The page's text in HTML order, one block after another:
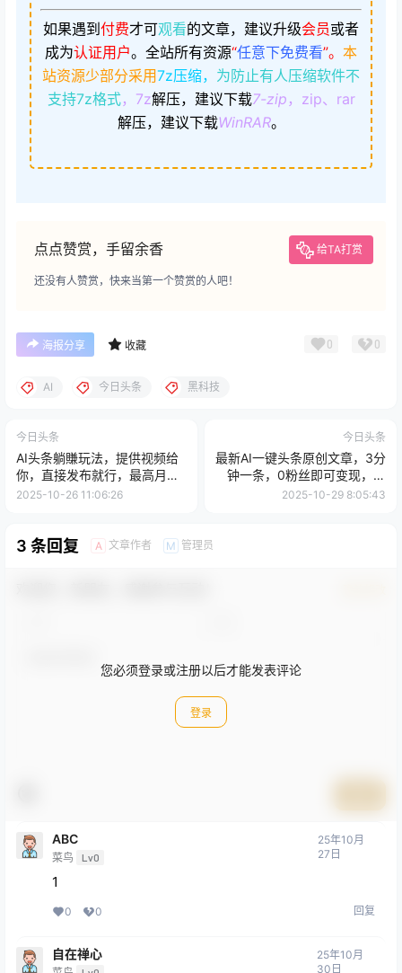
如果遇到付费才可观看的文章，建议升级会员或者
成为认证用户。 全站所有资源“任意下免费看”。 本
站资源少部分采用7z压缩， 为防止有人压缩软件不
支持7z格式，7z解压，建议下载7-zip ，zip、rar
解压，建议下载WinRAR。
点点赞赏，手留余香 给TA打赏
还没有人赞赏，快来当第一个赞赏的人吧！
海报分享 收藏 0 0
AI 今日头条 黑科技
今日头条
AI头条躺賺玩法，提供视频给
你，直接发布就行，最高月入
1W+
2025-10-26 11:06:26
今日头条
最新AI一键头条原创文章，3分
钟一条，0粉丝即可变现，日
入1000+
2025-10-29 8:05:43
3 条回复 A 文章作者 M 管理员
您必须登录或注册以后才能发表评论
登录
ABC
菜鸟 Lv0
25年10月
27日
1
0 0 回复
自在禅心
25年10月
30日